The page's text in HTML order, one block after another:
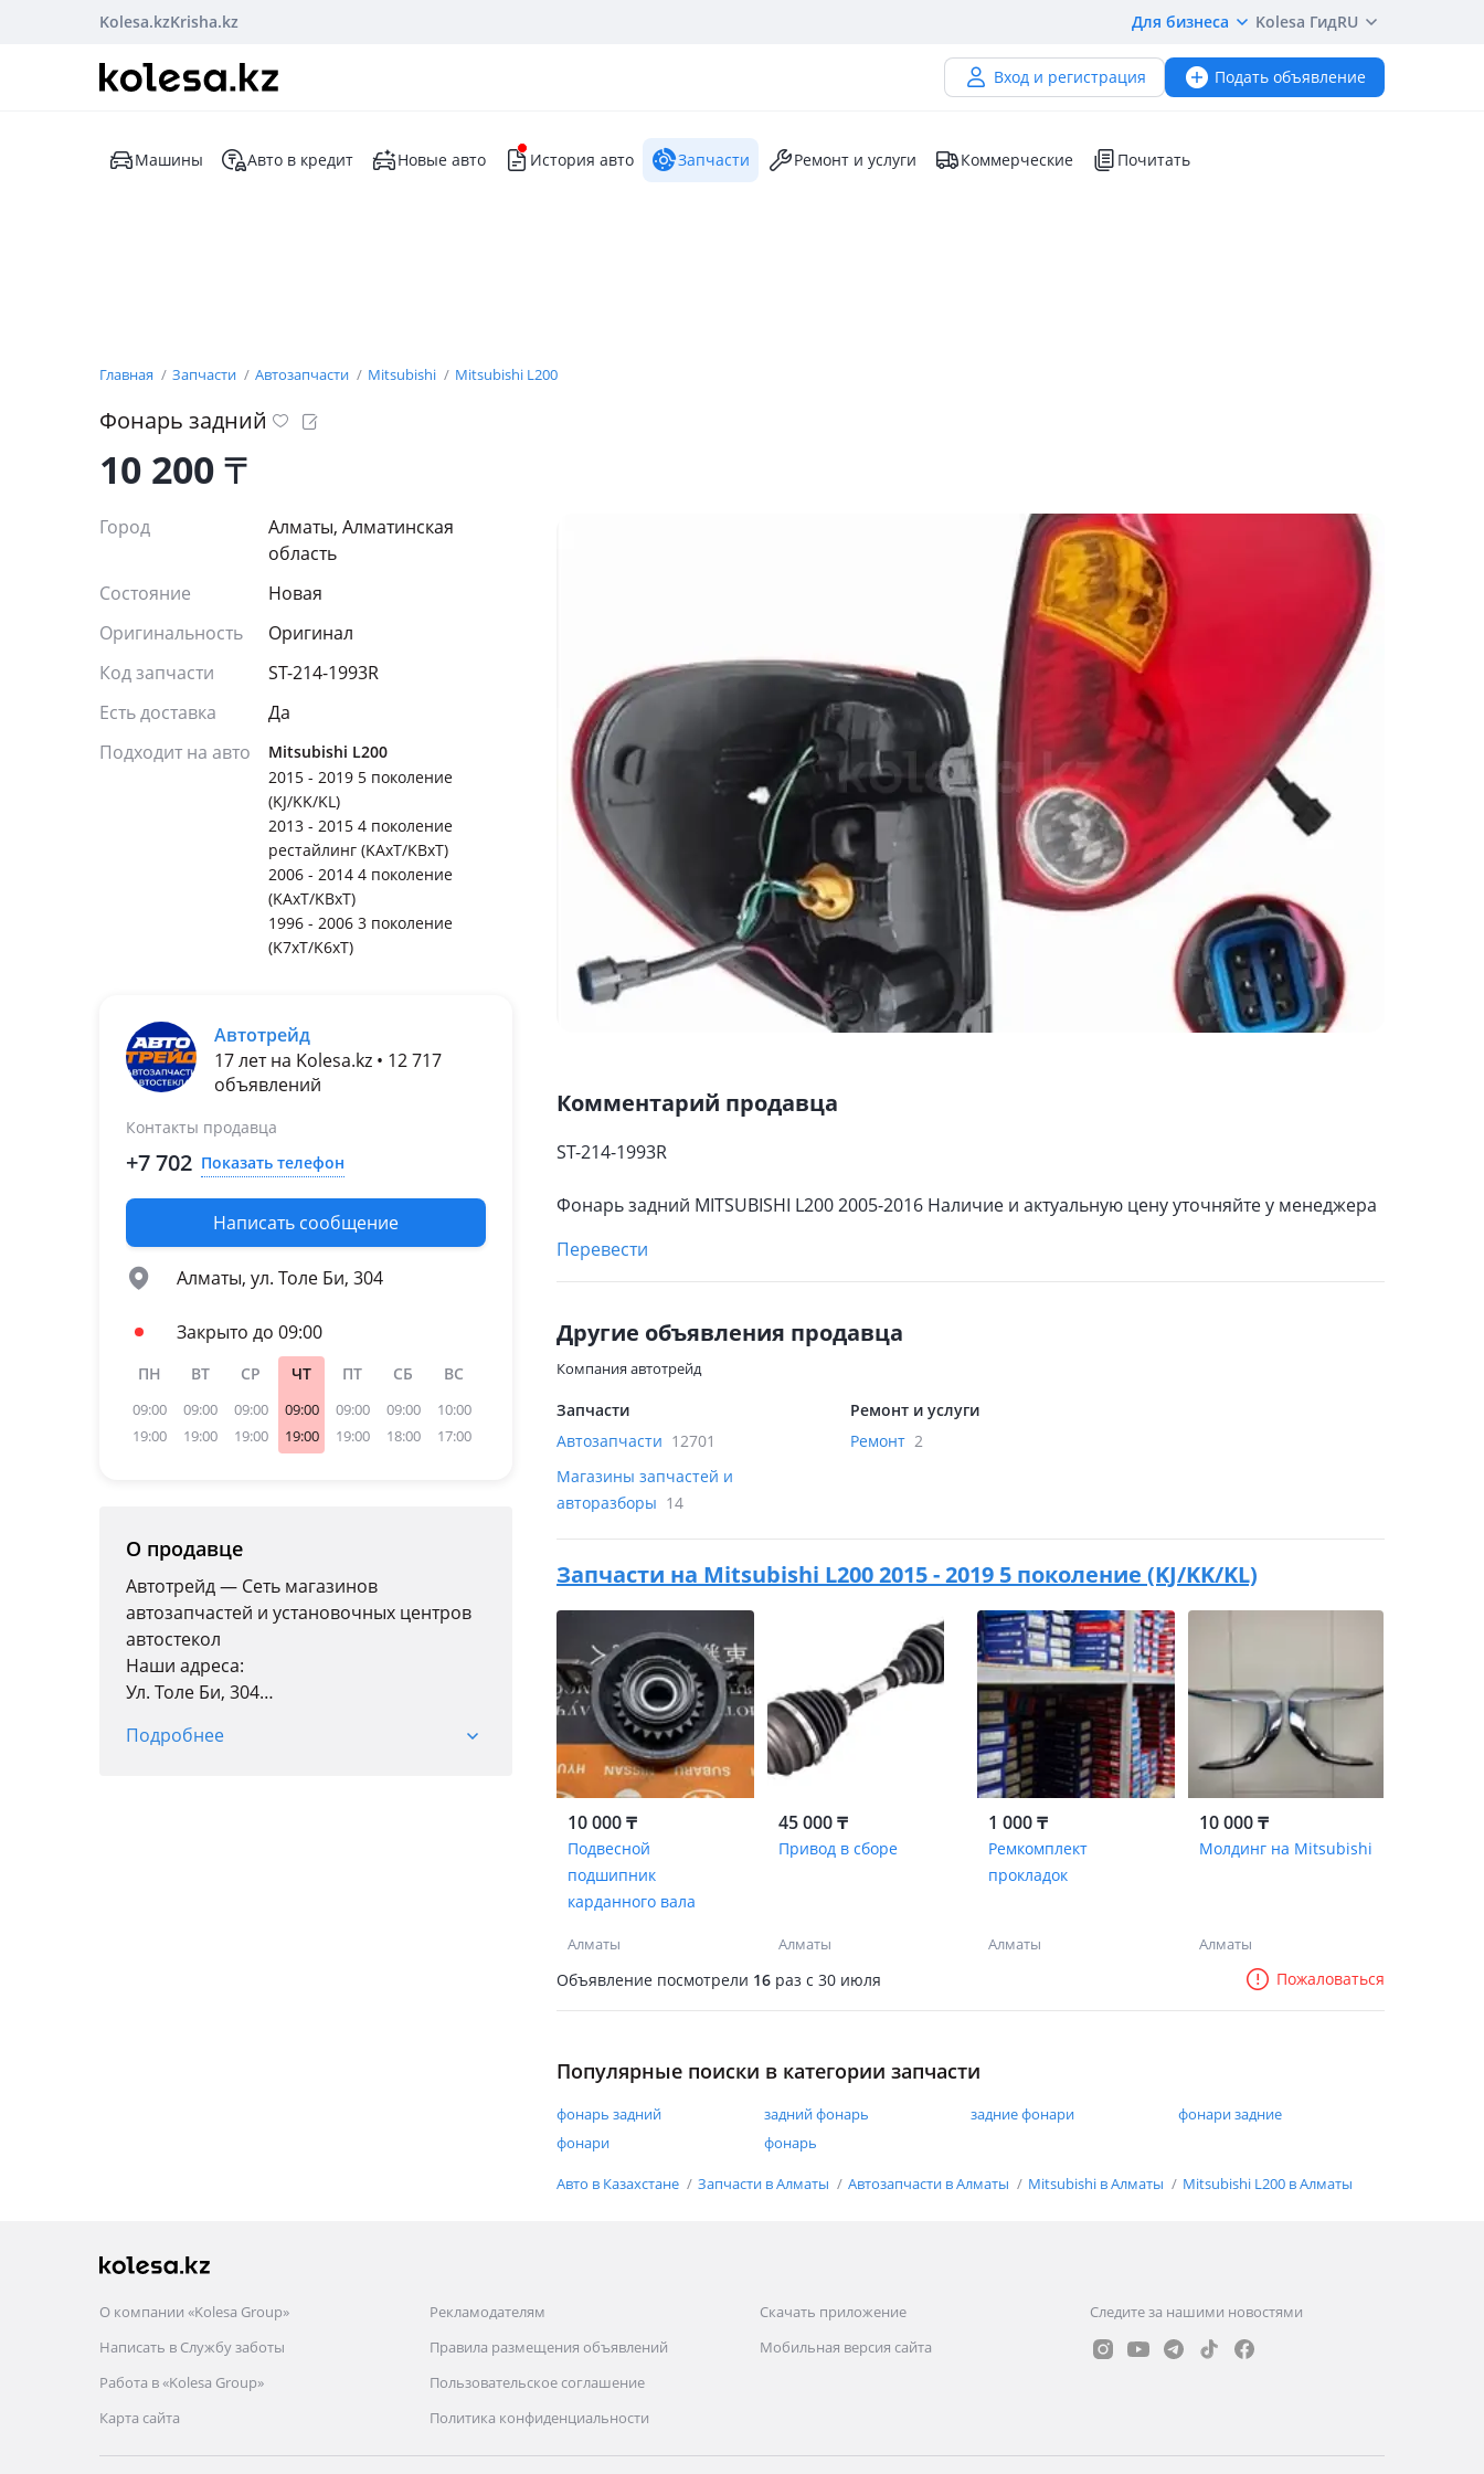
Kolesa.kzKrisha.kz Для бизнеса Kolesa ГидRU
Вход и регистрация Подать объявление
Машины Авто в кредит Новые авто История авто Запчасти Ремонт и услуги Коммерческие Почитать
Главная Запчасти Автозапчасти Mitsubishi Mitsubishi L200
Фонарь задний
10 200₸
Город
Алматы, Алматинская
область
Состояние
Новая
Оригинальность
Оригинал
Код запчасти
ST-214-1993R
Есть доставка
Да
Подходит на авто
Mitsubishi L200
2015 - 2019 5 поколение
(KJ/KK/KL)
2013 - 2015 4 поколение
рестайлинг (KAxT/KBxT)
2006 - 2014 4 поколение
(KAxT/KBxT)
1996 - 2006 3 поколение
(K7xT/K6xT)
Автотрейд
17 лет на Kolesa.kz • 12 717
объявлений
Контакты продавца
+7 702 Показать телефон
Написать сообщение
Алматы, ул. Толе Би, 304
Закрыто до 09:00
ПН
09:00
19:00
ВТ
09:00
19:00
СР
09:00
19:00
ЧТ
09:00
19:00
ПТ
09:00
19:00
СБ
09:00
18:00
ВС
10:00
17:00
О продавце
Автотрейд — Сеть магазинов
автозапчастей и установочных центров
автостекол
Наши адреса:
Ул. Толе Би, 304
Сб: 09: 00-18: 00
Ул. Восточная, 6А
Пн-Пт: 09: 00-18: 00
Вс-выходной
Доставка по городу
Более 25 лет на рынке
Подробнее
Комментарий продавца
ST-214-1993R
Фонарь задний MITSUBISHI L200 2005-2016 Наличие и актуальную цену уточняйте у менеджера
Перевести
Другие объявления продавца
Компания автотрейд
Запчасти
Автозапчасти 12701
Магазины запчастей и
авторазборы 14
Ремонт и услуги
Ремонт 2
Запчасти на Mitsubishi L200 2015 - 2019 5 поколение (KJ/KK/KL)
10 000 ₸
Подвесной
подшипник
карданного вала
Алматы
45 000 ₸
Привод в сборе
Алматы
1 000 ₸
Ремкомплект
прокладок
Алматы
10 000 ₸
Молдинг на Mitsubishi
Алматы
Объявление посмотрели 16 раз c 30 июля Пожаловаться
Популярные поиски в категории запчасти
фонарь задний задний фонарь задние фонари
фонари задние
фонари
фонарь
Авто в Казахстане Запчасти в Алматы Автозапчасти в Алматы Mitsubishi в Алматы Mitsubishi L200 в Алматы
О компании «Kolesa Group»
Написать в Службу заботы
Работа в «Kolesa Group»
Карта сайта
Рекламодателям
Правила размещения объявлений
Пользовательское соглашение
Политика конфиденциальности
Скачать приложение
Мобильная версия сайта
Следите за нашими новостями